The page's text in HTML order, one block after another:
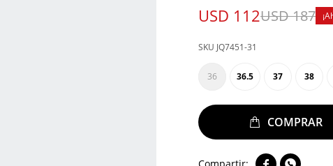
USD 112USD187
JQ7451-31
36 36.5 37 38